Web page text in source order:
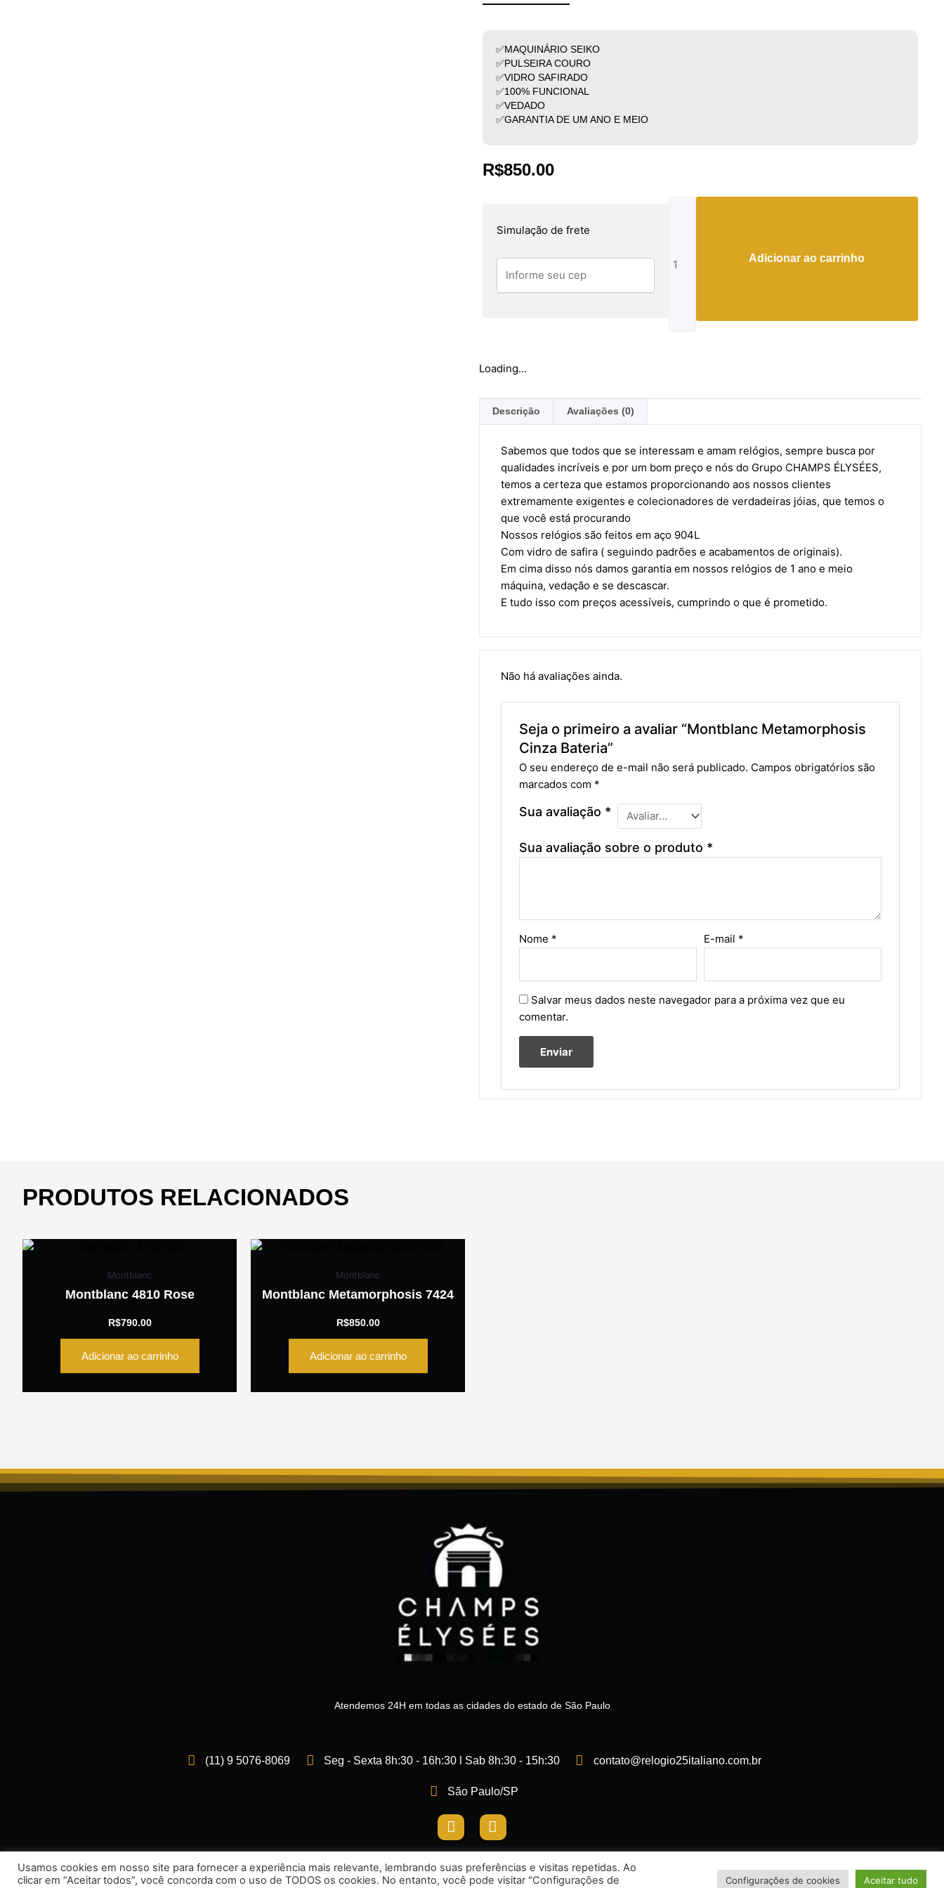
✅MAQUINÁRIO SEIKO
✅PULSEIRA COURO
✅VIDRO SAFIRADO
✅100% FUNCIONAL
✅VEDADO
✅GARANTIA DE UM ANO E MEIO
R$850.00
Simulação de frete
quantidade
Adicionar ao carrinho
Loading...
Descrição Avaliações (0)
Sabemos que todos que se interessam e amam relógios, sempre busca por
qualidades incríveis e por um bom preço e nós do Grupo CHAMPS ÉLYSÉES,
temos a certeza que estamos proporcionando aos nossos clientes
extremamente exigentes e colecionadores de verdadeiras jóias, que temos o
que você está procurando
Nossos relógios são feitos em aço 904L
Com vidro de safira ( seguindo padrões e acabamentos de originais).
Em cima disso nós damos garantia em nossos relógios de 1 ano e meio
máquina, vedação e se descascar.
E tudo isso com preços acessíveis, cumprindo o que é prometido.
Não há avaliações ainda.
Seja o primeiro a avaliar “Montblanc Metamorphosis
Cinza Bateria”
O seu endereço de e-mail não será publicado. Campos obrigatórios são
marcados com *
Sua avaliação *
Sua avaliação sobre o produto *
Nome * E-mail *
Salvar meus dados neste navegador para a próxima vez que eu
comentar.
PRODUTOS RELACIONADOS
Montblanc
Montblanc 4810 Rose
R$790.00
Adicionar ao carrinho
Montblanc
Montblanc Metamorphosis 7424
R$850.00
Adicionar ao carrinho
Atendemos 24H em todas as cidades do estado de São Paulo
(11) 9 5076-8069 Seg - Sexta 8h:30 - 16h:30 l Sab 8h:30 - 15h:30 contato@relogio25italiano.com.br
São Paulo/SP
I
n
s
t
a
F
a
c
e
b
Usamos cookies em nosso site para fornecer a experiência mais relevante, lembrando suas preferências e visitas repetidas. Ao
clicar em “Aceitar todos”, você concorda com o uso de TODOS os cookies. No entanto, você pode visitar "Configurações de
Configurações de cookies Aceitar tudo